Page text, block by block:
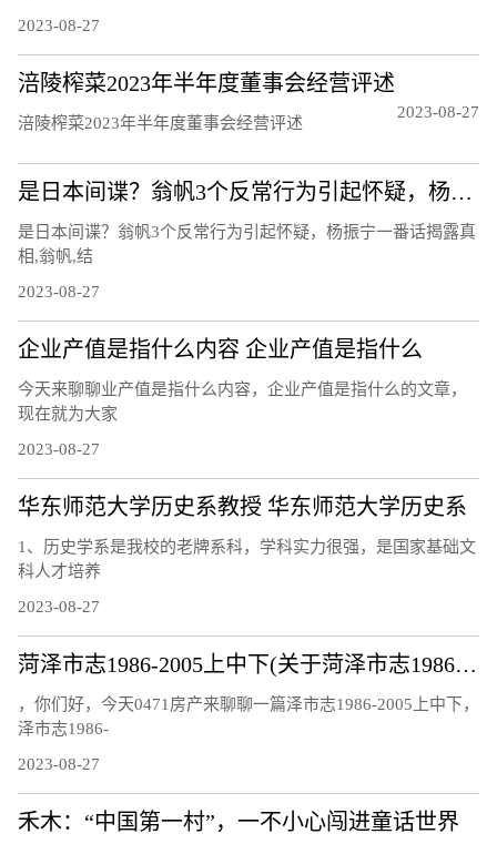
2023-08-27
涪陵榨菜2023年半年度董事会经营评述
涪陵榨菜2023年半年度董事会经营评述
2023-08-27
是日本间谍？翁帆3个反常行为引起怀疑，杨振宁一番话揭露真相
是日本间谍？翁帆3个反常行为引起怀疑，杨振宁一番话揭露真
相,翁帆,结
2023-08-27
企业产值是指什么内容 企业产值是指什么
今天来聊聊业产值是指什么内容，企业产值是指什么的文章，
现在就为大家
2023-08-27
华东师范大学历史系教授 华东师范大学历史系
1、历史学系是我校的老牌系科，学科实力很强，是国家基础文
科人才培养
2023-08-27
菏泽市志1986-2005上中下(关于菏泽市志1986-2005上中下简述)
，你们好，今天0471房产来聊聊一篇泽市志1986-2005上中下，
泽市志1986-
2023-08-27
禾木：“中国第一村”，一不小心闯进童话世界